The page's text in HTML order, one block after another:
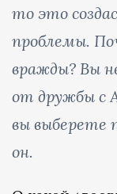
то это
проблемы.
вражды? Вы
от дружбы с
вы выберете
он.